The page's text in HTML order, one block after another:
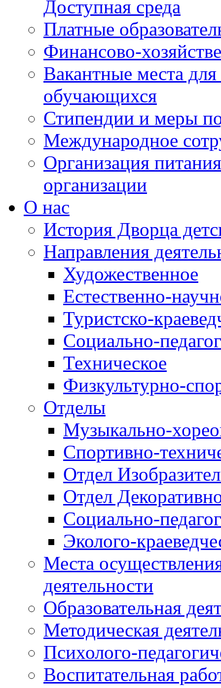
Доступная среда
Платные
Финансово-
Вакантные места
обучающихся
Стипендии и меры
Международное
Организация
организации
О нас
История Дворца
Направления
Художественное
Естественно-
Туристско-
Социально-
Техническое
Физкультурно-
Отделы
Музыкально-
Спортивно-
Отдел
Отдел
Социально-
Эколого-
Места
деятельности
Образовательная
Методическая
Психолого-
Воспитательная